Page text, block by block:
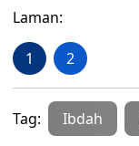
Laman:
1 2
Tag: Ibdah